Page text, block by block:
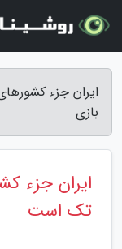
ایران جزء
بازی
ایران جزء
تک است